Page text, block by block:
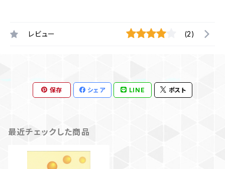
レビュー (2)
保存 シェア LINE ポスト
最近チェックした商品